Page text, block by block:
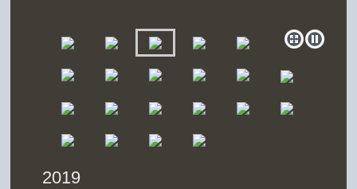
2019